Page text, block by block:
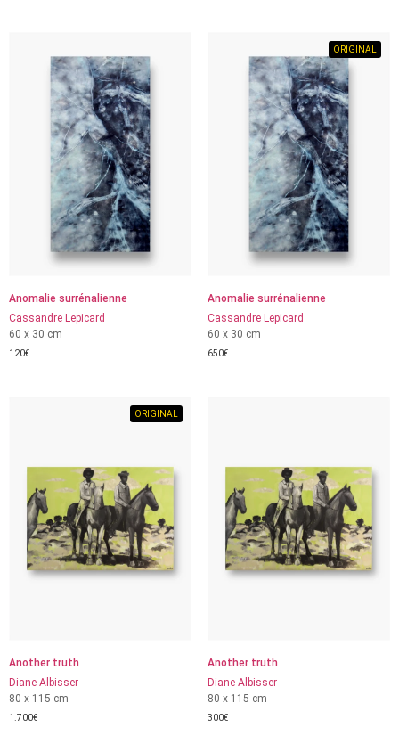
Anomalie surrénalienne
Cassandre Lepicard
60 x 30 cm
120€
ORIGINAL
Anomalie surrénalienne
Cassandre Lepicard
60 x 30 cm
650€
ORIGINAL
Another truth
Diane Albisser
80 x 115 cm
1.700€
Another truth
Diane Albisser
80 x 115 cm
300€